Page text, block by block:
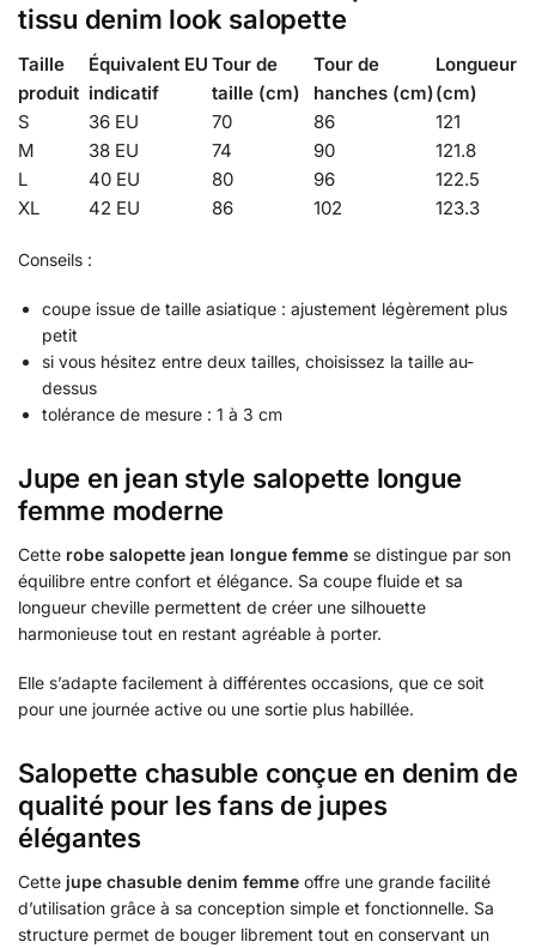
tissu denim look salopette
Taille
produit
Équivalent EU
indicatif
Tour de
taille (cm)
Tour de
hanches (cm)
Longueur
(cm)
S
36 EU 70 86
121
M
38 EU 74 90
121.8
L
40 EU 80 96
122.5
XL
42 EU 86 102 123.3
Conseils :
coupe issue de taille asiatique : ajustement légèrement plus
petit
si vous hésitez entre deux tailles, choisissez la taille au-
dessus
tolérance de mesure : 1 à 3 cm
Jupe en jean style salopette longue
femme moderne
Cette robe salopette jean longue femme se distingue par son
équilibre entre confort et élégance. Sa coupe fluide et sa
longueur cheville permettent de créer une silhouette
harmonieuse tout en restant agréable à porter.
Elle s’adapte facilement à différentes occasions, que ce soit
pour une journée active ou une sortie plus habillée.
Salopette chasuble conçue en denim de
qualité pour les fans de jupes
élégantes
Cette jupe chasuble denim femme offre une grande facilité
d’utilisation grâce à sa conception simple et fonctionnelle. Sa
structure permet de bouger librement tout en conservant un